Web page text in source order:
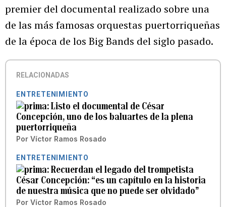
premier del documental realizado sobre una
de las más famosas orquestas puertorriqueñas
de la época de los Big Bands del siglo pasado.
RELACIONADAS
ENTRETENIMIENTO
Listo el documental de César
Concepción, uno de los baluartes de la plena
puertorriqueña
Por Víctor Ramos Rosado
ENTRETENIMIENTO
Recuerdan el legado del trompetista
César Concepción: “es un capítulo en la historia
de nuestra música que no puede ser olvidado”
Por Víctor Ramos Rosado